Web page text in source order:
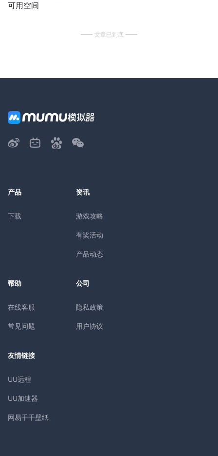
可用空间
文章已到底
产品
下载
资讯
游戏攻略
有奖活动
产品动态
帮助
在线客服
常见问题
公司
隐私政策
用户协议
友情链接
UU远程
UU加速器
网易千千壁纸